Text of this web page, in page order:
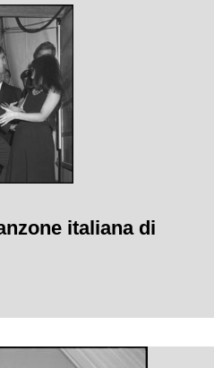
italiana di